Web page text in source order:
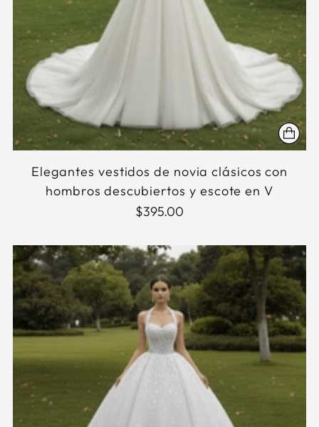
Elegantes vestidos de novia clásicos con
hombros descubiertos y escote en V
$395.00